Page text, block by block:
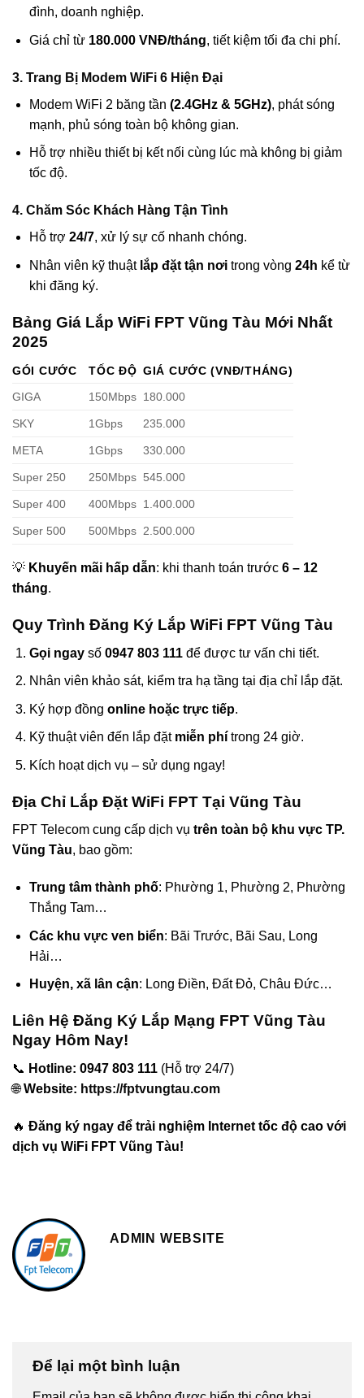
đình, doanh nghiệp.
Giá chỉ từ 180.000 VNĐ/tháng, tiết kiệm tối đa chi phí.
3. Trang Bị Modem WiFi 6 Hiện Đại
Modem WiFi 2 băng tần (2.4GHz & 5GHz), phát sóng
mạnh, phủ sóng toàn bộ không gian.
Hỗ trợ nhiều thiết bị kết nối cùng lúc mà không bị giảm
tốc độ.
4. Chăm Sóc Khách Hàng Tận Tình
Hỗ trợ 24/7, xử lý sự cố nhanh chóng.
Nhân viên kỹ thuật lắp đặt tận nơitrong vòng 24h kể từ
khi đăng ký.
Bảng Giá Lắp WiFi FPT Vũng Tàu Mới Nhất
2025
GÓI CƯỚC TỐC ĐỘ GIÁ CƯỚC (VNĐ/THÁNG)
GIGA
150Mbps 180.000
SKY 1Gbps 235.000
META 1Gbps 330.000
Super 250 250Mbps 545.000
Super 400 400Mbps 1.400.000
Super 500 500Mbps 2.500.000
💡 Khuyến mãi hấp dẫn: khi thanh toán trước 6 – 12
tháng.
Quy Trình Đăng Ký Lắp WiFi FPT Vũng Tàu
Gọi ngaysố 0947 803 111để được tư vấn chi tiết.
Nhân viên khảo sát, kiểm tra hạ tầng tại địa chỉ lắp đặt.
Ký hợp đồng online hoặc trực tiếp.
Kỹ thuật viên đến lắp đặt miễn phítrong 24 giờ.
Kích hoạt dịch vụ – sử dụng ngay!
Địa Chỉ Lắp Đặt WiFi FPT Tại Vũng Tàu
FPT Telecom cung cấp dịch vụ trên toàn bộ khu vực TP.
Vũng Tàu, bao gồm:
Trung tâm thành phố: Phường 1, Phường 2, Phường
Thắng Tam…
Các khu vực ven biển: Bãi Trước, Bãi Sau, Long
Hải…
Huyện, xã lân cận: Long Điền, Đất Đỏ, Châu Đức…
Liên Hệ Đăng Ký Lắp Mạng FPT Vũng Tàu
Ngay Hôm Nay!
📞 Hotline: 0947 803 111 (Hỗ trợ 24/7)
🌐Website: https://fptvungtau.com
🔥 Đăng ký ngay để trải nghiệm Internet tốc độ cao với
dịch vụ WiFi FPT Vũng Tàu!
ADMIN WEBSITE
Để lại một bình luận